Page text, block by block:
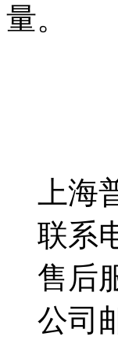
量。
上
联系
售后
公司